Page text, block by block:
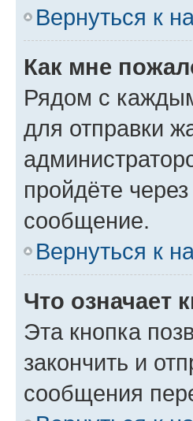
Вернуться к
Как мне
Рядом с
для отправки
пройдёте
сообщение.
Вернуться к
Что означает
Эта кнопка
закончить и
сообщения